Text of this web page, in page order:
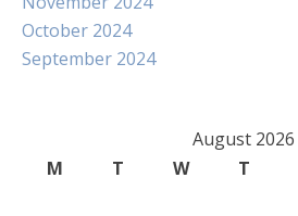
October 2024
September 2024
August 2026
M
T W T